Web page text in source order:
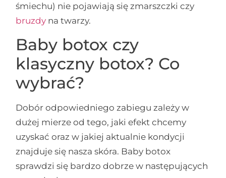
śmiechu) nie pojawiają się zmarszczki czy
bruzdy na twarzy.
Baby botox czy
klasyczny botox? Co
wybrać?
Dobór odpowiedniego zabiegu zależy w
dużej mierze od tego, jaki efekt chcemy
uzyskać oraz w jakiej aktualnie kondycji
znajduje się nasza skóra. Baby botox
sprawdzi się bardzo dobrze w następujących